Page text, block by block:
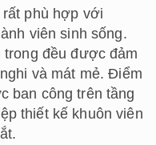
rất phù hợp với
viên sinh sống.
trong đều được đảm
và mát mẻ. Điểm
ban công trên tầng
thiết kế khuôn viên